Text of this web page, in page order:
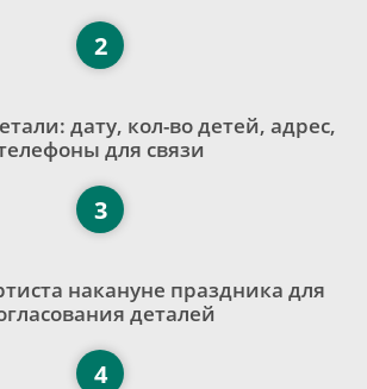
дату, кол-во детей, адрес,
для связи
2
накануне праздника для
деталей
3
4